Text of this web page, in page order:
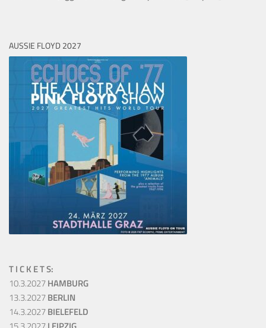
AUSSIE FLOYD 2027
T I C K E T S:
10.3.2027HAMBURG
13.3.2027BERLIN
14.3.2027BIELEFELD